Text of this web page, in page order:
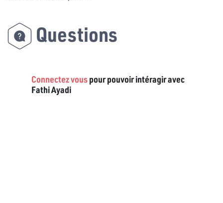
Questions
Connectez vouspour pouvoir intéragir avec
Fathi Ayadi